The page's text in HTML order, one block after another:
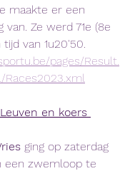
maakte er een
van. Ze werd 71e (8e
van 1u20'50.
pages/Result.
Races2023.xml
en koers
ging op zaterdag
een zwemloop te